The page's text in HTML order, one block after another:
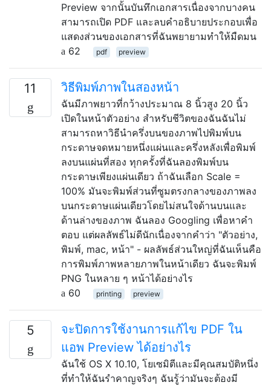
Preview จากนั้นบันทึกเอกสารเนื่องจากบางคน
สามารถเปิด PDF และลบคำอธิบายประกอบเพื่อ
แสดงส่วนของเอกสารที่ฉันพยายามทำให้มืดมน
62
pdf preview
11 วิธีพิมพ์ภาพในสองหน้า
ฉันมีภาพยาวที่กว้างประมาณ 8 นิ้วสูง 20 นิ้ว
เปิดในหน้าตัวอย่าง สำหรับชีวิตของฉันฉันไม่
สามารถหาวิธีนำครึ่งบนของภาพไปพิมพ์บน
กระดาษจดหมายหนึ่งแผ่นและครึ่งหลังเพื่อพิมพ์
ลงบนแผ่นที่สอง ทุกครั้งที่ฉันลองพิมพ์บน
กระดาษเพียงแผ่นเดียว ถ้าฉันเลือก Scale =
100% มันจะพิมพ์ส่วนที่ซูมตรงกลางของภาพลง
บนกระดาษแผ่นเดียวโดยไม่สนใจด้านบนและ
ด้านล่างของภาพ ฉันลอง Googling เพื่อหาคำ
ตอบ แต่ผลลัพธ์ไม่ดีนักเนื่องจากคำว่า "ตัวอย่าง,
พิมพ์, mac, หน้า" - ผลลัพธ์ส่วนใหญ่ที่ฉันเห็นคือ
การพิมพ์ภาพหลายภาพในหน้าเดียว ฉันจะพิมพ์
PNG ในหลาย ๆ หน้าได้อย่างไร
60
printing preview
5
จะปิดการใช้งานการแก้ไข PDF ใน
แอพ Preview ได้อย่างไร
ฉันใช้ OS X 10.10, โยเซมิตีและมีคุณสมบัติหนึ่ง
ที่ทำให้ฉันรำคาญจริงๆ ฉันรู้ว่ามันจะต้องมี